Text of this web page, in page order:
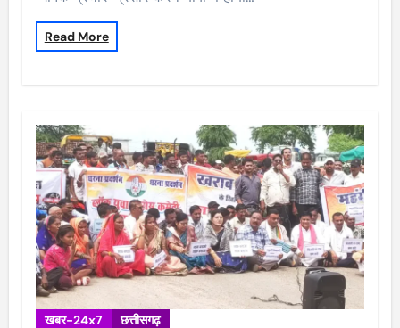
Read More
खबर-24x7 छत्तीसगढ़